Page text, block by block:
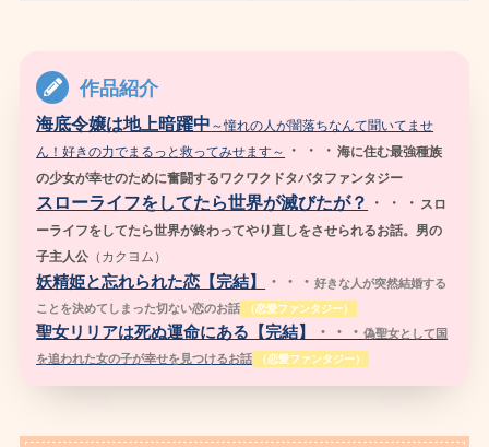
作品紹介
海底令嬢は地上暗躍中 ～憧れの人が闇落ちなんて聞いてませ
ん！好きの力でまるっと救ってみせます～
・・・海に住む最強種族
の少女が幸せのために奮闘するワクワクドタバタファンタジー
スローライフをしてたら世界が滅びたが？ ・・・ スロ
ーライフをしてたら世界が終わってやり直しをさせられるお話。男の
子主人公 （ カクヨム）
妖精姫と忘れられた恋【完結】 ・・・好きな人が突然結婚する
ことを決めてしまった切ない恋のお話
（恋愛ファンタジー）
聖女リリアは死ぬ運命にある【完結】 ・・・偽聖女として国
を追われた女の子が幸せを見つけるお話
（恋愛ファンタジー）